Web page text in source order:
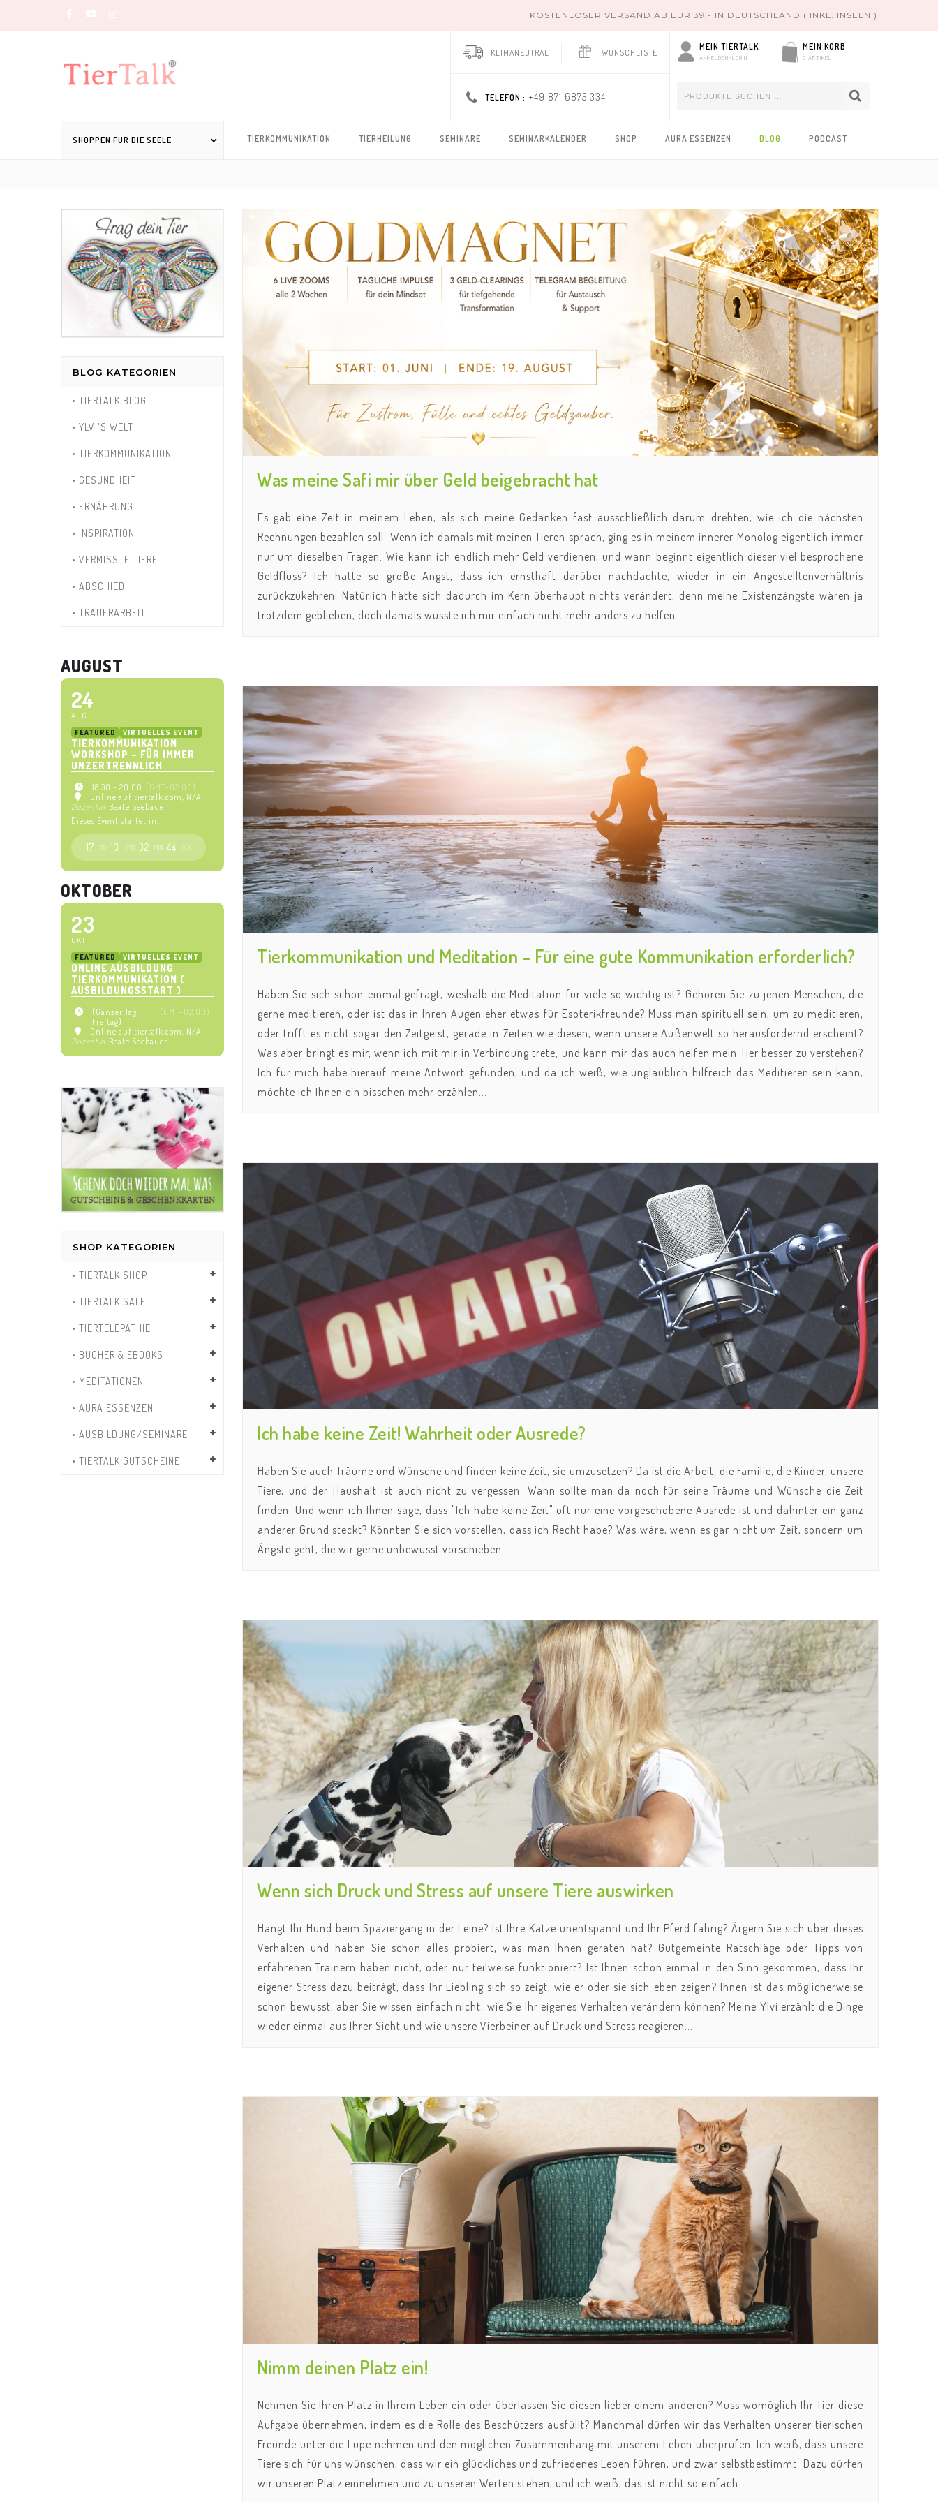
KOSTENLOSER VERSAND AB EUR 39,- IN DEUTSCHLAND ( INKL. INSELN )
MEIN TIERTALK
ANMELDEN/LOGIN
MEIN KORB
0 ARTIKEL
KLIMANEUTRAL WUNSCHLISTE
TELEFON : +49 871 6875 334
SHOPPEN FÜR DIE SEELE TIERKOMMUNIKATION TIERHEILUNG SEMINARE SEMINARKALENDER SHOP AURA ESSENZEN BLOG PODCAST
Was meine Safi mir über Geld beigebracht hat
Es gab eine Zeit in meinem Leben, als sich meine Gedanken fast ausschließlich darum drehten, wie ich die nächsten
Rechnungen bezahlen soll. Wenn ich damals mit meinen Tieren sprach, ging es in meinem innerer Monolog eigentlich immer
nur um dieselben Fragen: Wie kann ich endlich mehr Geld verdienen, und wann beginnt eigentlich dieser viel besprochene
Geldfluss? Ich hatte so große Angst, dass ich ernsthaft darüber nachdachte, wieder in ein Angestelltenverhältnis
zurückzukehren. Natürlich hätte sich dadurch im Kern überhaupt nichts verändert, denn meine Existenzängste wären ja
trotzdem geblieben, doch damals wusste ich mir einfach nicht mehr anders zu helfen.
Tierkommunikation und Meditation – Für eine gute Kommunikation erforderlich?
Haben Sie sich schon einmal gefragt, weshalb die Meditation für viele so wichtig ist? Gehören Sie zu jenen Menschen, die
gerne meditieren, oder ist das in Ihren Augen eher etwas für Esoterikfreunde? Muss man spirituell sein, um zu meditieren,
oder trifft es nicht sogar den Zeitgeist, gerade in Zeiten wie diesen, wenn unsere Außenwelt so herausfordernd erscheint?
Was aber bringt es mir, wenn ich mit mir in Verbindung trete, und kann mir das auch helfen mein Tier besser zu verstehen?
Ich für mich habe hierauf meine Antwort gefunden, und da ich weiß, wie unglaublich hilfreich das Meditieren sein kann,
möchte ich Ihnen ein bisschen mehr erzählen...
Ich habe keine Zeit! Wahrheit oder Ausrede?
Haben Sie auch Träume und Wünsche und finden keine Zeit, sie umzusetzen? Da ist die Arbeit, die Familie, die Kinder, unsere
Tiere, und der Haushalt ist auch nicht zu vergessen. Wann sollte man da noch für seine Träume und Wünsche die Zeit
finden. Und wenn ich Ihnen sage, dass "Ich habe keine Zeit" oft nur eine vorgeschobene Ausrede ist und dahinter ein ganz
anderer Grund steckt? Könnten Sie sich vorstellen, dass ich Recht habe? Was wäre, wenn es gar nicht um Zeit, sondern um
Ängste geht, die wir gerne unbewusst vorschieben...
Wenn sich Druck und Stress auf unsere Tiere auswirken
Hängt Ihr Hund beim Spaziergang in der Leine? Ist Ihre Katze unentspannt und Ihr Pferd fahrig? Ärgern Sie sich über dieses
Verhalten und haben Sie schon alles probiert, was man Ihnen geraten hat? Gutgemeinte Ratschläge oder Tipps von
erfahrenen Trainern haben nicht, oder nur teilweise funktioniert? Ist Ihnen schon einmal in den Sinn gekommen, dass Ihr
eigener Stress dazu beiträgt, dass Ihr Liebling sich so zeigt, wie er oder sie sich eben zeigen? Ihnen ist das möglicherweise
schon bewusst, aber Sie wissen einfach nicht, wie Sie Ihr eigenes Verhalten verändern können? Meine Ylvi erzählt die Dinge
wieder einmal aus Ihrer Sicht und wie unsere Vierbeiner auf Druck und Stress reagieren...
Nimm deinen Platz ein!
Nehmen Sie Ihren Platz in Ihrem Leben ein oder überlassen Sie diesen lieber einem anderen? Muss womöglich Ihr Tier diese
Aufgabe übernehmen, indem es die Rolle des Beschützers ausfüllt? Manchmal dürfen wir das Verhalten unserer tierischen
Freunde unter die Lupe nehmen und den möglichen Zusammenhang mit unserem Leben überprüfen. Ich weiß, dass unsere
Tiere sich für uns wünschen, dass wir ein glückliches und zufriedenes Leben führen, und zwar selbstbestimmt. Dazu dürfen
wir unseren Platz einnehmen und zu unseren Werten stehen, und ich weiß, das ist nicht so einfach...
BLOG KATEGORIEN
• TIERTALK BLOG
• YLVI'S WELT
• TIERKOMMUNIKATION
• GESUNDHEIT
• ERNÄHRUNG
• INSPIRATION
• VERMISSTE TIERE
• ABSCHIED
• TRAUERARBEIT
AUGUST
24
AUG
FEATURED VIRTUELLES EVENT
TIERKOMMUNIKATION
WORKSHOP – FÜR IMMER
UNZERTRENNLICH
18:30 - 20:00 (GMT+02:00)
Online auf tiertalk.com , N/A
Dozentin Beate Seebauer
Dieses Event startet in..
17 TG. 13 STD. 32 MIN. 42 SEK.
OKTOBER
23
OKT
FEATURED VIRTUELLES EVENT
ONLINE AUSBILDUNG
TIERKOMMUNIKATION (
AUSBILDUNGSSTART )
(Ganzer Tag:
Freitag)
(GMT+02:00)
Online auf tiertalk.com , N/A
Dozentin Beate Seebauer
SHOP KATEGORIEN
• TIERTALK SHOP
• TIERTALK SALE
• TIERTELEPATHIE
• BÜCHER & EBOOKS
• MEDITATIONEN
• AURA ESSENZEN
• AUSBILDUNG/SEMINARE
• TIERTALK GUTSCHEINE